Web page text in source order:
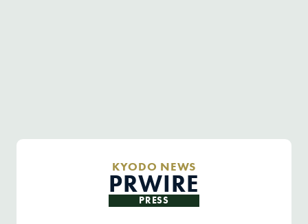
KYODO NEWS
PRWIRE
PRESS